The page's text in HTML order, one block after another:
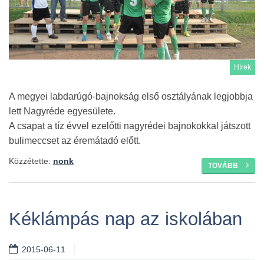
Hírek
A megyei labdarúgó-bajnokság első osztályának legjobbja
lett Nagyréde egyesülete.
A csapat a tíz évvel ezelőtti nagyrédei bajnokokkal játszott
bulimeccset az éremátadó előtt.
TOVÁBB
Közzétette: nonk
Kéklámpás nap az iskolában
2015-06-11